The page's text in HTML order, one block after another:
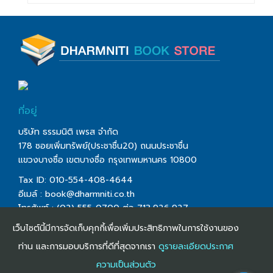
ที่อยู่
บริษัท ธรรมนิติ เพรส จำกัด
178 ซอยเพิ่มทรัพย์(ประชาชื่น20) ถนนประชาชื่น
แขวงบางซื่อ เขตบางซื่อ กรุงเทพมหานคร 10800
Tax ID: 010-554-408-4644
อีเมล์ : book@dharmniti.co.th
โทรศัพท์ : (02) 555-0700 ต่อ 713,926,927
โทรสาร : (02) 555-0728
เว็บไซต์นี้มีการจัดเก็บคุกกี้เพื่อเพิ่มประสิทธิภาพในการใช้งานของ
ท่าน และการมอบบริการที่ดีที่สุดจากเรา ดูรายละเอียดประกาศ
ความเป็นส่วนตัว